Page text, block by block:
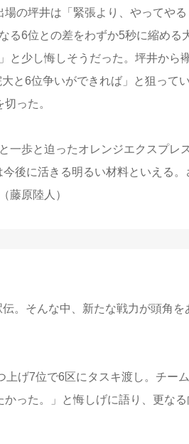
の坪井は「緊張より、やってやる
る6位との差をわずか5秒に縮める
と少し悔しそうだった。坪井から
と6位争いができれば」と狙って
った。
歩と迫ったオレンジエクスプレス
後に活きる明るい材料といえる。
藤原陸人）
。そんな中、新たな戦力が頭角を
げ7位で6区にタスキ渡し。チーム
った。」と悔しげに語り、更なる